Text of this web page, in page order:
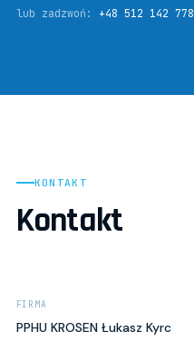
lub zadzwoń: +48 512 142 778
KONTAKT
Kontakt
FIRMA
PPHU KROSEN Łukasz Kyrc